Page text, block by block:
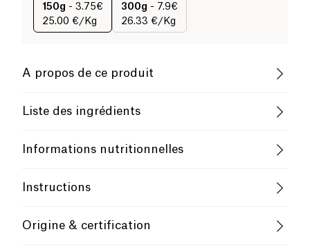
150g - 3.75€
25.00 €/Kg
300g - 7.9€
26.33 €/Kg
A propos de ce produit
Vegan Sans gluten (ingrédients)
Faible Teneur en Sucres
Faible Teneur en Graisses Saturées
Liste des ingrédients
Possibles traces d'allergènes:
Informations nutritionnelles
Valeur pour100g / 100ml
Énergie (kJ / kcal) 1642 / 388
Instructions
Origine & certification